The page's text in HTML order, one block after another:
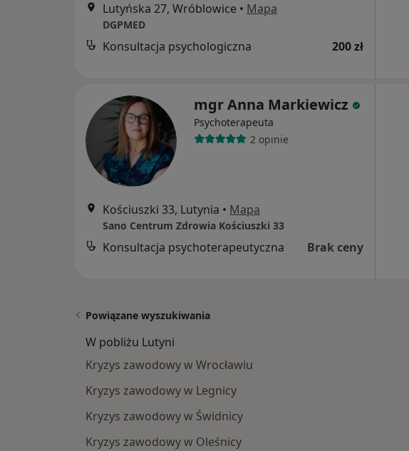
Lutyńska 27, Wróblowice • Mapa
DGPMED
Konsultacja psychologiczna 200 zł
mgr Anna Markiewicz
Psychoterapeuta
2 opinie
Kościuszki 33, Lutynia • Mapa
Sano Centrum Zdrowia Kościuszki 33
Konsultacja psychoterapeutyczna Brak ceny
Powiązane wyszukiwania
W pobliżu Lutyni
Kryzys zawodowy w Wrocławiu
Kryzys zawodowy w Legnicy
Kryzys zawodowy w Świdnicy
Kryzys zawodowy w Oleśnicy